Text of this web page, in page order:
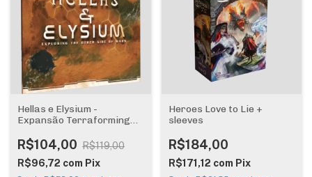
Hellas e Elysium -
Expansão Terraforming
R$104,00 R$119,00
R$96,72 com Pix
Heroes Love to Lie +
sleeves
R$184,00
R$171,12 com Pix